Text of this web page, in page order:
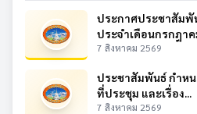
ประกาศประชาสัมพั
ประจำเดือนกรกฎาค
7 สิงหาคม 2569
ประชาสัมพันธ์ กำห
ที่ประชุม และเรื่อง...
7 สิงหาคม 2569